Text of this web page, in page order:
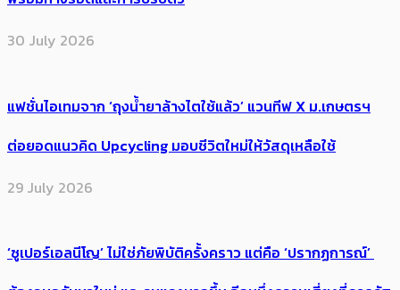
30 July 2026
แฟชั่นไอเทมจาก ‘ถุงน้ำยาล้างไตใช้แล้ว’ แวนทีฟ X ม.เกษตรฯ
ต่อยอดแนวคิด Upcycling มอบชีวิตใหม่ให้วัสดุเหลือใช้
29 July 2026
‘ซูเปอร์เอลนีโญ’ ไม่ใช่ภัยพิบัติครั้งคราว แต่คือ ‘ปรากฏการณ์’ ​